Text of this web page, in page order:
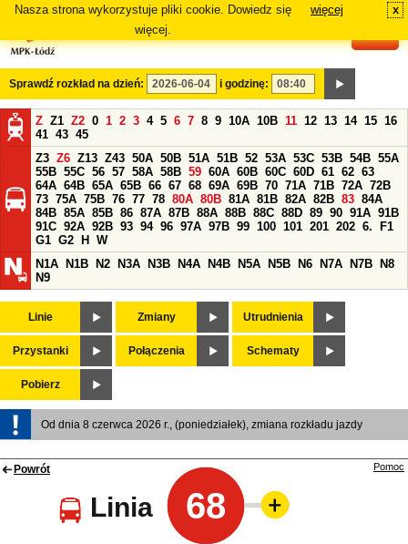
Nasza strona wykorzystuje pliki cookie. Dowiedz się
więcej.
więcej x
Sprawdź rozkład na dzień: i godzinę:
Z Z1 Z2 0 1 2 3 4 5 6 7 8 9 10A 10B 11 12 13 14 15 16
41 43 45
Z3 Z6 Z13 Z43 50A 50B 51A 51B 52 53A 53C 53B 54B 55A
55B 55C 56 57 58A 58B 59 60A 60B 60C 60D 61 62 63
64A 64B 65A 65B 66 67 68 69A 69B 70 71A 71B 72A 72B
73 75A 75B 76 77 78 80A 80B 81A 81B 82A 82B 83 84A
84B 85A 85B 86 87A 87B 88A 88B 88C 88D 89 90 91A 91B
91C 92A 92B 93 94 96 97A 97B 99 100 101 201 202 6.
F1
G1 G2 H
W
N1A
N1B N2 N3A N3B N4A N4B N5A N5B N6 N7A N7B
N8
N9
Linie Zmiany Utrudnienia
Przystanki Połączenia Schematy
Pobierz
Od dnia 8 czerwca 2026 r., (poniedziałek), zmiana rozkładu jazdy
Powrót
Linia 68
Pomoc